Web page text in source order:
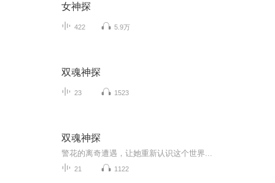
女神探
422 5.9万
双魂神探
23 1523
双魂神探
警花的离奇遭遇，让她重新认识这个世界...
21 1122